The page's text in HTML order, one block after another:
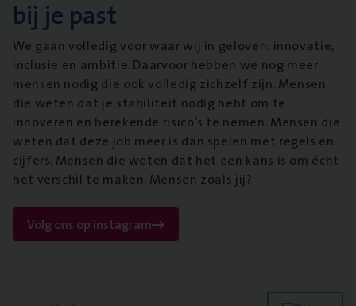
bij je past
We gaan volledig voor waar wij in geloven: innovatie,
inclusie en ambitie. Daarvoor hebben we nog meer
mensen nodig die ook volledig zichzelf zijn. Mensen
die weten dat je stabiliteit nodig hebt om te
innoveren en berekende risico’s te nemen. Mensen die
weten dat deze job meer is dan spelen met regels en
cijfers. Mensen die weten dat het een kans is om écht
het verschil te maken. Mensen zoals jij?
Volg ons op instagram